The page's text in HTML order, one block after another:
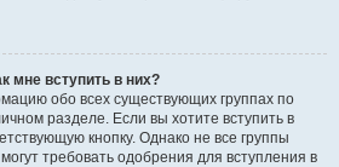
мне вступить в них?
обо всех существующих группах по
разделе. Если вы хотите вступить в
кнопку. Однако не все группы
требовать одобрения для вступления в